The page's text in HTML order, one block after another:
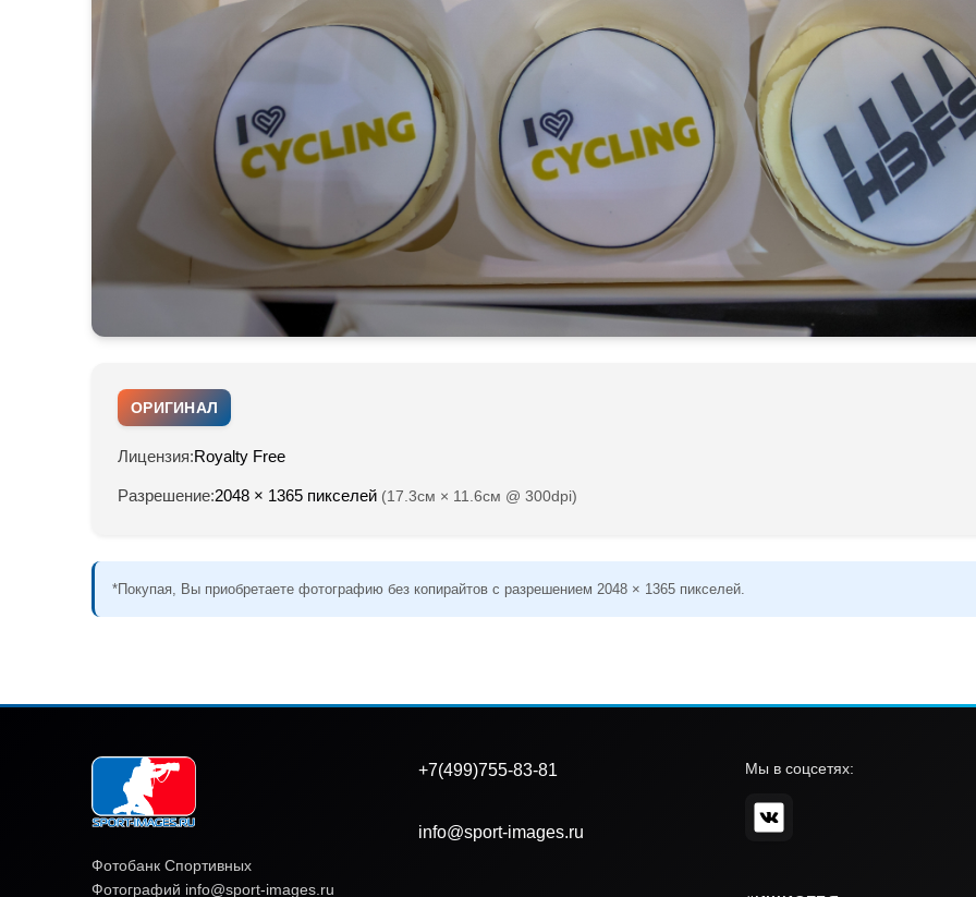
ОРИГИНАЛ
Лицензия:Royalty Free
Разрешение:2048 × 1365 пикселей (17.3см × 11.6см @ 300dpi)
*Покупая, Вы приобретаете фотографию без копирайтов с разрешением 2048 × 1365 пикселей.
Фотобанк Спортивных
Фотографий info@sport-images.ru
+7(499)755-83-81
info@sport-images.ru
Мы в соцсетях: